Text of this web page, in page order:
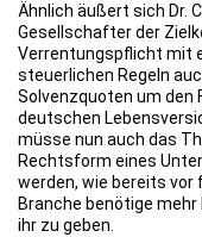
Ähnlich äußert sich Dr.
Gesellschafter der
Verrentungspflicht mit
steuerlichen Regeln
Solvenzquoten um den
deutschen
müsse nun auch das
Rechtsform eines
werden, wie bereits vor
Branche benötige
ihr zu geben.